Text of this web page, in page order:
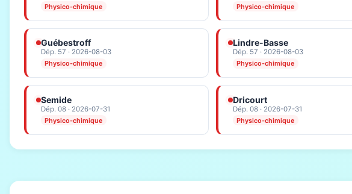
Physico-chimique
Physico-chimique
Guébestroff
Dép. 57 · 2026-08-03
Physico-chimique
Lindre-Basse
Dép. 57 · 2026-08-03
Physico-chimique
Semide
Dép. 08 · 2026-07-31
Physico-chimique
Dricourt
Dép. 08 · 2026-07-31
Physico-chimique